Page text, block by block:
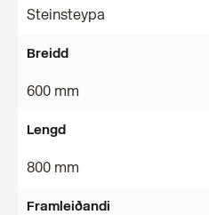
Steinsteypa
Breidd
600 mm
Lengd
800 mm
Framleiðandi